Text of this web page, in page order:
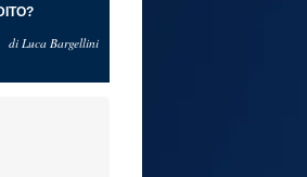
di Luca Bargellini